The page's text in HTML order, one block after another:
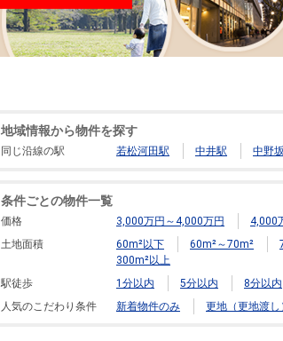
地域情報から物件を探す
同じ沿線の駅 若松河田駅 中井駅 中野
条件ごとの物件一覧
価格 3,000万円～4,000万円 4,000
土地面積
60m²以下 60m²～70m²
300m²以上
駅徒歩
1分以内 5分以内 8分以内
人気のこだわり条件
新着物件のみ 更地（更地渡し